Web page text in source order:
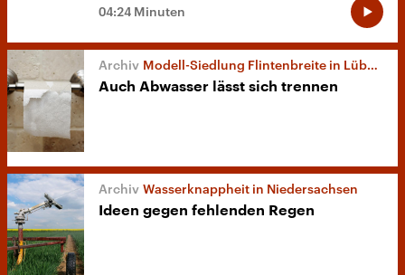
04:24 Minuten
Modell-Siedlung Flintenbreite in Lübeck
Auch Abwasser lässt sich trennen
Wasserknappheit in Niedersachsen
Ideen gegen fehlenden Regen